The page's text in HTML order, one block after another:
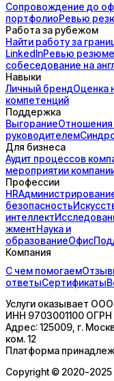
Сопровождение до
портфолиоРевью
Работа за рубежом
Найти работу за
LinkedInРевью резюме
собеседование на
Навыки
Личный брендОценка
компетенций
Поддержка
ВыгораниеОтношения
руководителем
Для бизнеса
Аудит процессов
мероприятии
Профессии
HR
безопасность
интеллект
жментНаука и
образованиеОфис
Компания
С чем помогаем
ответыСертификаты
Услуги оказывает ООО
ИНН 9703001100 ОГРН
Адрес:125009, г.
ком. 12
Платформа
Copyright © 2020-2025